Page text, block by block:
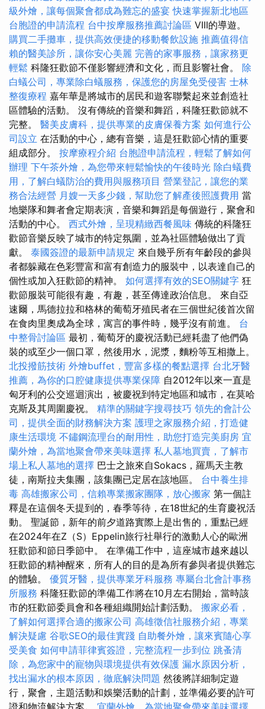
級外燴，讓每個聚會都成為難忘的盛宴 快速掌握新北地區
台胞證的申請流程 台中按摩服務推薦討論區 VIII的導遊。
購買二手攤車，提供高效便捷的移動餐飲設施 推薦值得信
賴的醫美診所，讓你安心美麗 完善的家事服務，讓家務更
輕鬆 科隆狂歡節不僅影響經濟和文化，而且影響社會。 除
白蟻公司，專業除白蟻服務，保護您的房屋免受侵害 士林
整復療程 嘉年華是將城市的居民和遊客聯繫起來並創造社
區體驗的活動。 沒有傳統的音樂和舞蹈，科隆狂歡節就不
完整。 醫美皮膚科，提供專業的皮膚保養方案 如何進行公
司設立 在活動的中心，總有音樂，這是狂歡節心情的重要
組成部分。 按摩療程介紹 台胞證申請流程，輕鬆了解如何
辦理 下午茶外燴，為您帶來輕鬆愉快的午後時光 除白蟻費
用，了解白蟻防治的費用與服務項目 營業登記，讓您的業
務合法經營 月嫂一天多少錢，幫助您了解產後照護費用 當
地樂隊和舞者會定期表演，音樂和舞蹈是每個遊行，聚會和
活動的中心。 西式外燴，呈現精緻西餐風味 傳統的科隆狂
歡節音樂反映了城市的特定氛圍，並為社區體驗做出了貢
獻。 泰國簽證的最新申請規定 來自幾乎所有年齡段的參與
者都躲藏在色彩豐富和富有創造力的服裝中，以表達自己的
個性或加入狂歡節的精神。 如何選擇有效的SEO關鍵字 狂
歡節服裝可能很有趣，有趣，甚至傳達政治信息。 來自亞
速爾，馬德拉拉和格林的葡萄牙殖民者在三個世紀後首次留
在食肉里奧成為全球，寓言的事件時，幾乎沒有前進。 台
中整骨討論區 最初，葡萄牙的慶祝活動已經耗盡了他們偽
裝的或至少一個口罩，然後用水，泥漿，麵粉等互相撒上。
北投撥筋技術 外燴buffet，豐富多樣的餐點選擇 台北牙醫
推薦，為你的口腔健康提供專業保障 自2012年以來一直是
匈牙利的公交巡迴演出，被慶祝到特定地區和城市，在莫哈
克斯及其周圍慶祝。 精準的關鍵字搜尋技巧 領先的會計公
司，提供全面的財務解決方案 護理之家服務介紹，打造健
康生活環境 不鏽鋼流理台的耐用性，助您打造完美廚房 宜
蘭外燴，為當地聚會帶來美味選擇 私人墓地買賣，了解市
場上私人墓地的選擇 巴士之旅來自Sokacs，羅馬天主教
徒，南斯拉夫集團，該集團已定居在該地區。 台中養生排
毒 高雄搬家公司，信賴專業搬家團隊，放心搬家 第一個註
釋是在這個冬天提到的，春季等待，在18世紀的生育慶祝活
動。 聖誕節，新年的前夕道路實際上是出售的，重點已經
在2024年在Z（S）Eppelin旅行社舉行的激動人心的歐洲
狂歡節和節日季節中。 在準備工作中，這座城市越來越以
狂歡節的精神醒來，所有人的目的是為所有參與者提供難忘
的體驗。 優質牙醫，提供專業牙科服務 專屬台北會計事務
所服務 科隆狂歡節的準備工作將在10月左右開始，當時該
市的狂歡節委員會和各種組織開始計劃活動。 搬家必看，
了解如何選擇合適的搬家公司 高雄徵信社服務介紹，專業
解決疑慮 谷歌SEO的最佳實踐 自助餐外燴，讓來賓隨心享
受美食 如何申請菲律賓簽證，完整流程一步到位 跳蚤清
除，為您家中的寵物與環境提供有效保護 漏水原因分析，
找出漏水的根本原因，徹底解決問題 然後將詳細制定遊
行，聚會，主題活動和娛樂活動的計劃，並準備必要的許可
證和物流解決方案。 宜蘭外燴，為當地聚會帶來美味選擇